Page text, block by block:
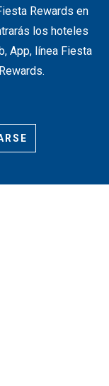
Rewards en
los hoteles
App, línea Fiesta